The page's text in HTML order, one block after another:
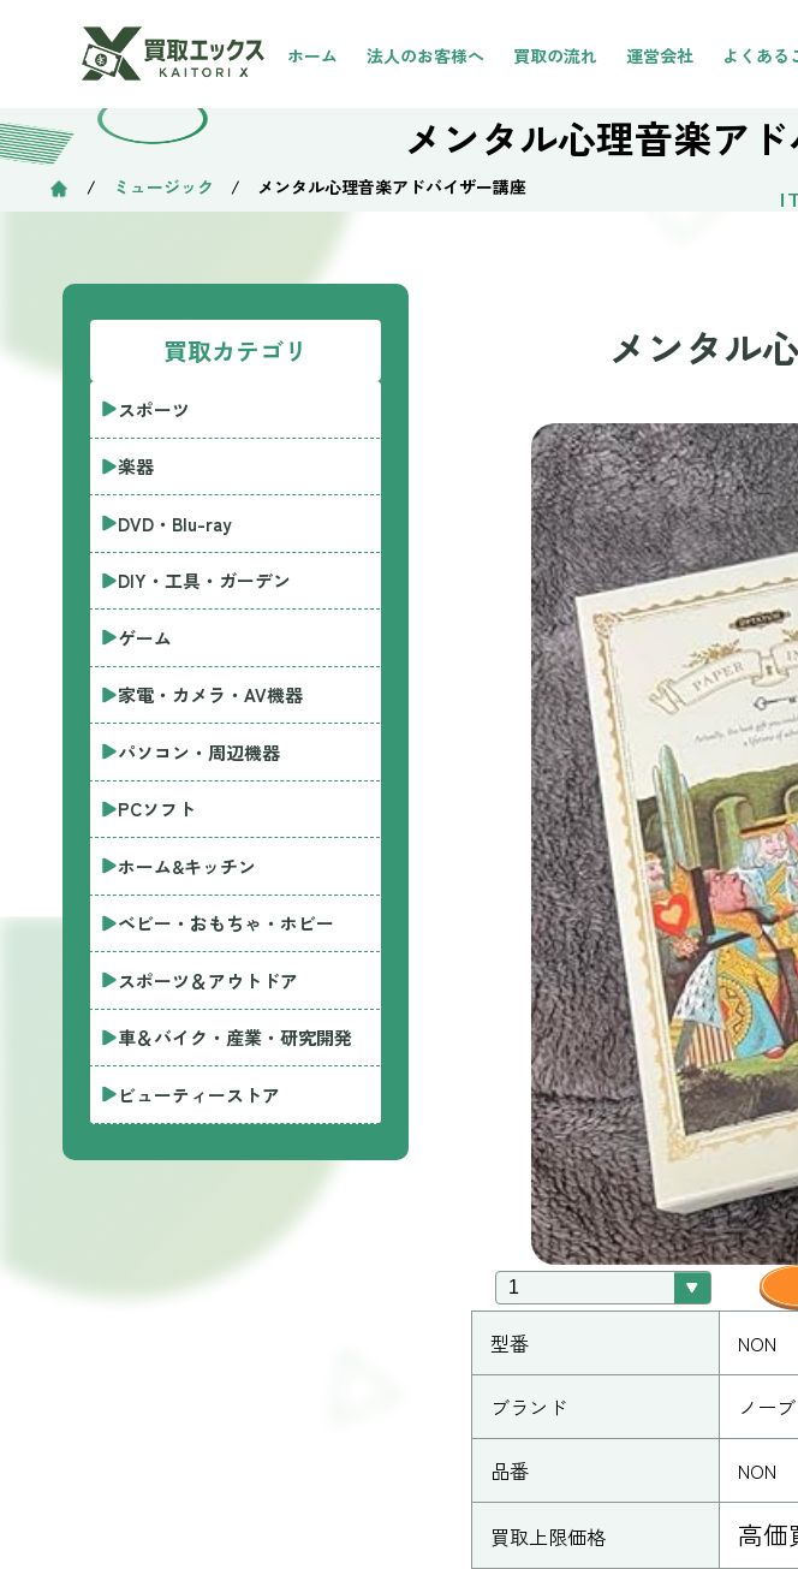
ホーム 法人のお客様へ 買取の流れ 運営会社 よくある
メンタル心理音楽ア
/ ミュージック / メンタル心理音楽アドバイザー講座
メンタル
型番 NON
ブランド ノー
品番 NON
買取上限価格 高価
買取カテゴリ
スポーツ
楽器
DVD・Blu-ray
DIY・工具・ガーデン
ゲーム
家電・カメラ・AV機器
パソコン・周辺機器
PCソフト
ホーム&キッチン
ベビー・おもちゃ・ホビー
スポーツ＆アウトドア
車＆バイク・産業・研究開発
ビューティーストア